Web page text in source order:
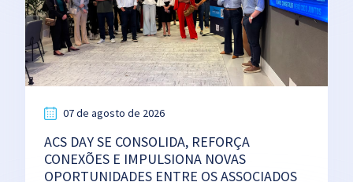
07 de agosto de 2026
ACS DAY SE CONSOLIDA, REFORÇA
CONEXÕES E IMPULSIONA NOVAS
OPORTUNIDADES ENTRE OS ASSOCIADOS